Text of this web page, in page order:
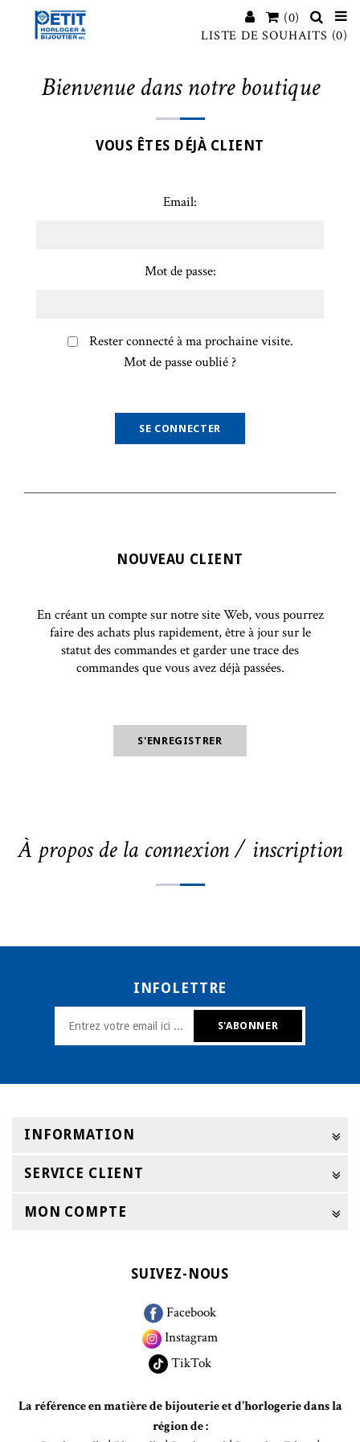
(0)
LISTE DE SOUHAITS (0)
Bienvenue dans notre boutique
VOUS ÊTES DÉJÀ CLIENT
Email:
Mot de passe:
Rester connecté à ma prochaine visite.
Mot de passe oublié ?
NOUVEAU CLIENT
En créant un compte sur notre site Web, vous pourrez
faire des achats plus rapidement, être à jour sur le
statut des commandes et garder une trace des
commandes que vous avez déjà passées.
À propos de la connexion / inscription
INFOLETTRE
INFORMATION
SERVICE CLIENT
MON COMPTE
SUIVEZ-NOUS
Facebook
Instagram
TikTok
La référence en matière de bijouterie et d'horlogerie dans la
région de :